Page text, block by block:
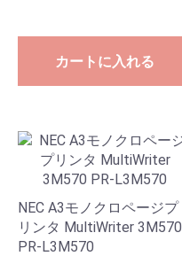
カートに入れる
NEC A3モノクロページプ
リンタ MultiWriter 3M570
PR-L3M570